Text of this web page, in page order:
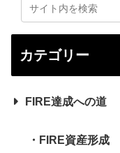
カテゴリー
FIRE達成への道
FIRE資産形成